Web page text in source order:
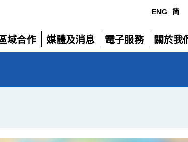
ENG 简
域合作
媒體及消息
展
電子服務
展
關於我
展